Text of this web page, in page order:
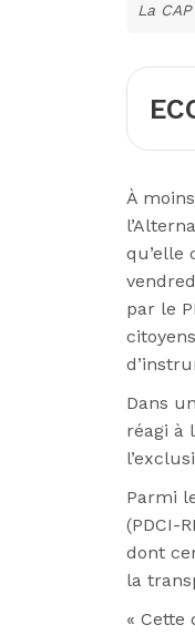
La
À
qu’elle
par le
Dans
réagi à
Parmi
(PDCI-
dont
la
«